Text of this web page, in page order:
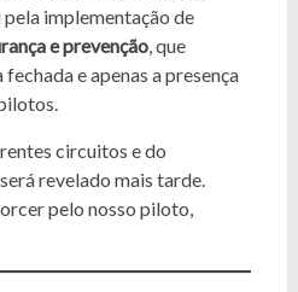
implementação de
e prevenção, que
e apenas a presença
circuitos e do
revelado mais tarde.
pelo nosso piloto,